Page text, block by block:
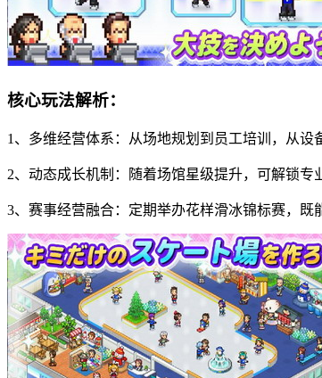
核心玩法解析：
1、多维经营体系：从场地规划到员工培训，从
2、动态成长机制：随着场馆星级提升，可解锁
3、赛事经营融合：定期举办花样滑冰锦标赛，